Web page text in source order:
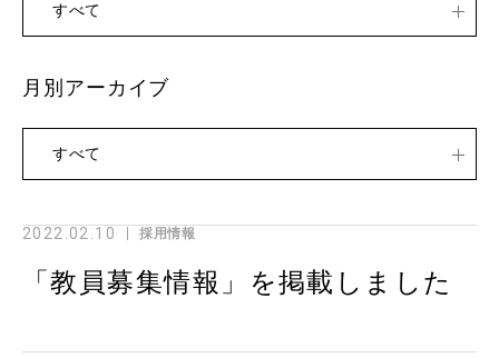
2022.02.10 採用情報
「教員募集情報」を掲載しました
すべて
月別アーカイブ
すべて